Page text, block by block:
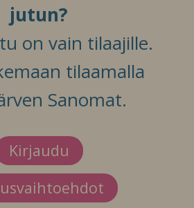
jutun?
on vain tilaajille.
tilaamalla
Sanomat.
Kirjaudu